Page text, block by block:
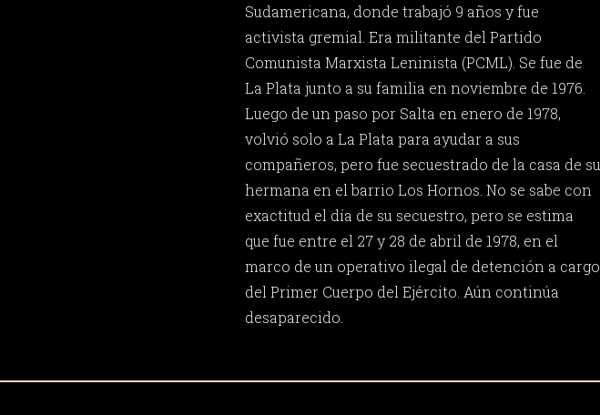
Sudamericana, donde trabajó 9 años y fue
activista gremial. Era militante del Partido
Comunista Marxista Leninista (PCML). Se fue de
La Plata junto a su familia en noviembre de 1976.
Luego de un paso por Salta en enero de 1978,
volvió solo a La Plata para ayudar a sus
compañeros, pero fue secuestrado de la casa de su
hermana en el barrio Los Hornos. No se sabe con
exactitud el día de su secuestro, pero se estima
que fue entre el 27 y 28 de abril de 1978, en el
marco de un operativo ilegal de detención a cargo
del Primer Cuerpo del Ejército. Aún continúa
desaparecido.